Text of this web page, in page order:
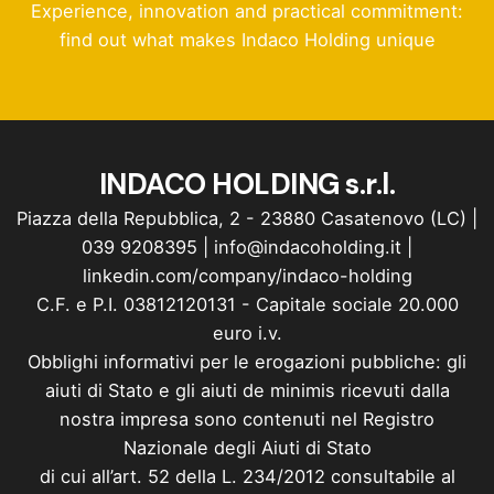
Experience, innovation and practical commitment:
find out what makes Indaco Holding unique
INDACO HOLDING s.r.l.
Piazza della Repubblica, 2 - 23880 Casatenovo (LC) |
039 9208395
info@indacoholding.it
linkedin.com/company/indaco-holding
C.F. e P.I. 03812120131 - Capitale sociale 20.000
euro i.v.
Obblighi informativi per le erogazioni pubbliche: gli
aiuti di Stato e gli aiuti de minimis ricevuti dalla
nostra impresa sono contenuti nel Registro
Nazionale degli Aiuti di Stato
di cui all’art. 52 della L. 234/2012 consultabile al